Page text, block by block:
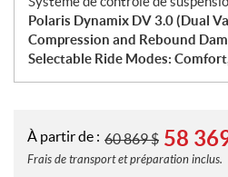
Polaris Dynamix DV 3.0 (Dual
Compression and Rebound
Selectable Ride Modes:
À partir de : 60 869$ 58
Frais de transport et préparation inclus.